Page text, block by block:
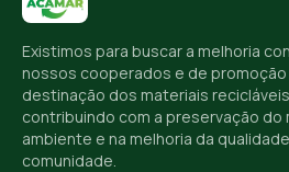
Existimos para buscar a melhoria
nossos cooperados e de
destinação dos materiais
contribuindo com a preservação do
ambiente e na melhoria da
comunidade.